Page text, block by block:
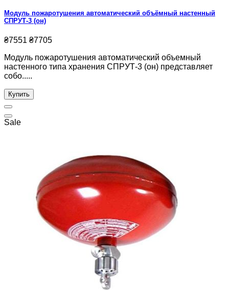
Модуль пожаротушения автоматический объёмный настенный
СПРУТ-3 (он)
₴7551 ₴7705
Модуль пожаротушения автоматический объемный
настенного типа хранения СПРУТ-3 (он) представляет
собо.....
Купить
Sale